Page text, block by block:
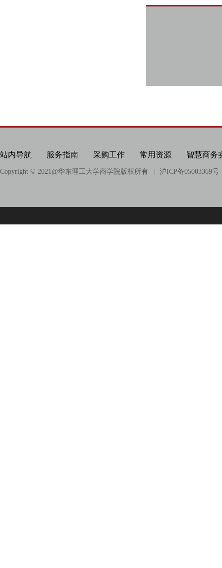
站内导航 服务指南 采购工作 常用资源 智慧商务
Copyright © 2021@华东理工大学商学院版权所有 | 沪ICP备05003369号